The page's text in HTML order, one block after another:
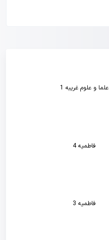
علما و علوم غریبه 1
فاطمیه 4
فاطمیه 3